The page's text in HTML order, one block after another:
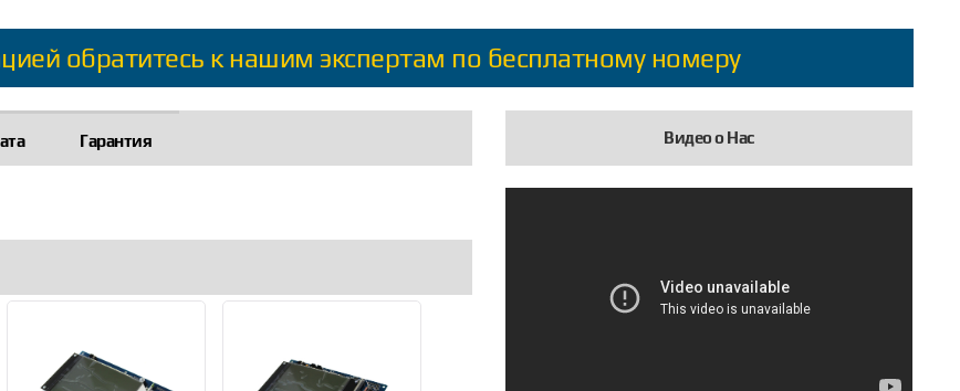
обратитесь к нашим экспертам по бесплатному номеру
Гарантия Видео о Нас